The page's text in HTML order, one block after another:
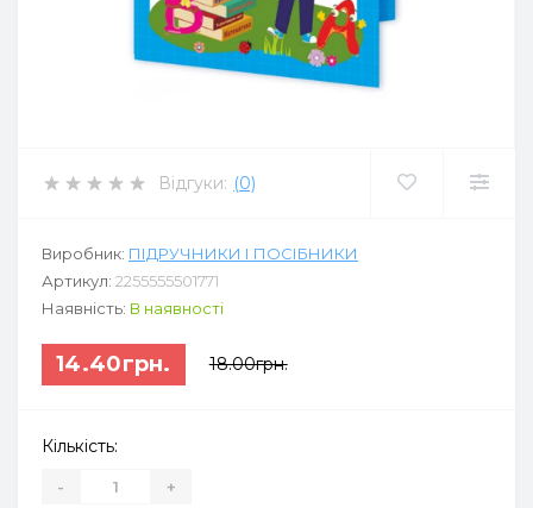
Відгуки: (0)
Виробник: ПІДРУЧНИКИ І ПОСІБНИКИ
Артикул: 2255555501771
Наявність: В наявності
14.40грн. 18.00грн.
Кількість:
- +